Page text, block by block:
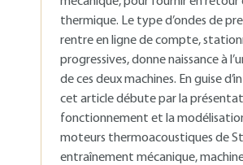
thermique. Le type d’ondes de
rentre en ligne de compte,
progressives, donne naissance à
de ces deux machines. En guise
cet article débute par la
fonctionnement et la
moteurs thermoacoustiques de
entraînement mécanique,